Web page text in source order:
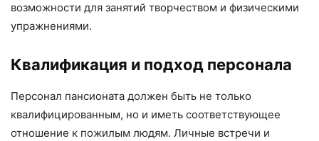
возможности для занятий творчеством и физическими
упражнениями.
Квалификация и подход персонала
Персонал пансионата должен быть не только
квалифицированным, но и иметь соответствующее
отношение к пожилым людям. Личные встречи и